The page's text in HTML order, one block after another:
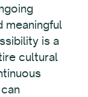
meaningful
is a
cultural